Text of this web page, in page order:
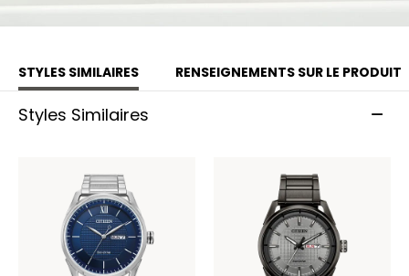
STYLES SIMILAIRES RENSEIGNEMENTS SUR LE PRODUIT
Styles Similaires